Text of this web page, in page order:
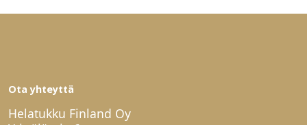
Ota yhteyttä
Helatukku Finland Oy